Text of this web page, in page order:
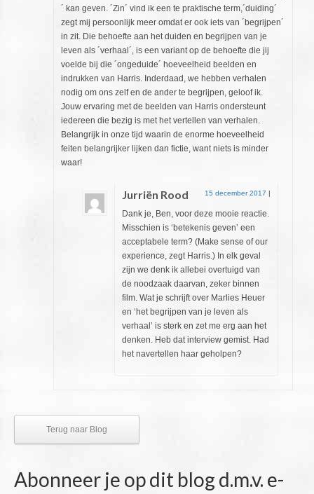
´ kan geven. ´Zin´ vind ik een te praktische term,´duiding´
zegt mij persoonlijk meer omdat er ook iets van ´begrijpen´
in zit. Die behoefte aan het duiden en begrijpen van je
leven als ´verhaal´, is een variant op de behoefte die jij
voelde bij die ´ongeduide´ hoeveelheid beelden en
indrukken van Harris. Inderdaad, we hebben verhalen
nodig om ons zelf en de ander te begrijpen, geloof ik.
Jouw ervaring met de beelden van Harris ondersteunt
iedereen die bezig is met het vertellen van verhalen.
Belangrijk in onze tijd waarin de enorme hoeveelheid
feiten belangrijker lijken dan fictie, want niets is minder
waar!
Jurriën Rood 15 december 2017 |
Dank je, Ben, voor deze mooie reactie.
Misschien is ‘betekenis geven’ een
acceptabele term? (Make sense of our
experience, zegt Harris.) In elk geval
zijn we denk ik allebei overtuigd van
de noodzaak daarvan, zeker binnen
film. Wat je schrijft over Marlies Heuer
en ‘het begrijpen van je leven als
verhaal’ is sterk en zet me erg aan het
denken. Heb dat interview gemist. Had
het navertellen haar geholpen?
Terug naar Blog
Abonneer je op dit blog d.m.v. e-